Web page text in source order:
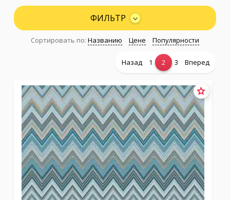
Избранное:0 товаров
Каталог
Личный кабинет
Москва (сменить город)
Заказать обратный звонок
ФИЛЬТР
Сортировать по: Названию Цене Популярности
Назад 1 2 3 Вперед